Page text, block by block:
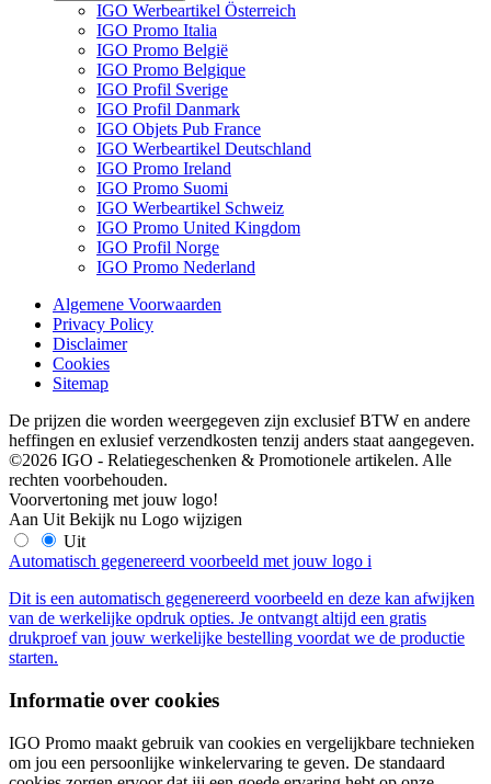
IGO Werbeartikel Österreich
IGO Promo Italia
IGO Promo België
IGO Promo Belgique
IGO Profil Sverige
IGO Profil Danmark
IGO Objets Pub France
IGO Werbeartikel Deutschland
IGO Promo Ireland
IGO Promo Suomi
IGO Werbeartikel Schweiz
IGO Promo United Kingdom
IGO Profil Norge
IGO Promo Nederland
Algemene Voorwaarden
Privacy Policy
Disclaimer
Cookies
Sitemap
De prijzen die worden weergegeven zijn exclusief BTW en andere
heffingen en exlusief verzendkosten tenzij anders staat aangegeven.
©2026 IGO - Relatiegeschenken & Promotionele artikelen. Alle
rechten voorbehouden.
Voorvertoning met jouw logo!
Aan Uit Bekijk nu Logo wijzigen
Uit
Automatisch gegenereerd voorbeeld met jouw logo i
Dit is een automatisch gegenereerd voorbeeld en deze kan afwijken
van de werkelijke opdruk opties. Je ontvangt altijd een gratis
drukproef van jouw werkelijke bestelling voordat we de productie
starten.
Informatie over cookies
IGO Promo maakt gebruik van cookies en vergelijkbare technieken
om jou een persoonlijke winkelervaring te geven. De standaard